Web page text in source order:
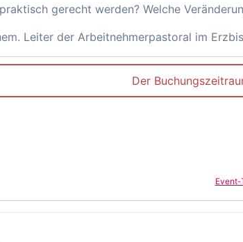
gerecht werden? Welche
Leiter der Arbeitnehmerpastoral im
Der